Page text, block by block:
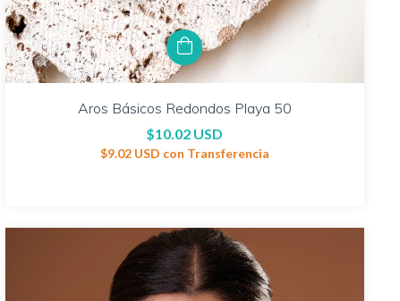
Aros Básicos Redondos Playa 50
$10.02 USD
$9.02 USD con Transferencia